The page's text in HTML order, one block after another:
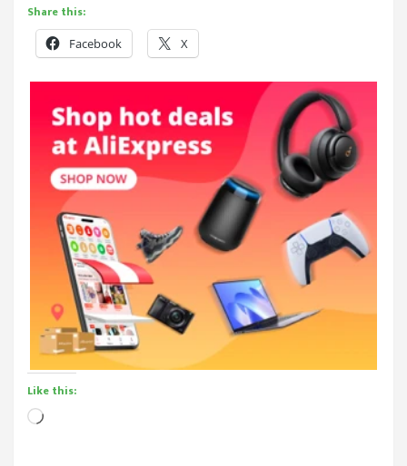
Share this:
Facebook X
Like this:
Loading…